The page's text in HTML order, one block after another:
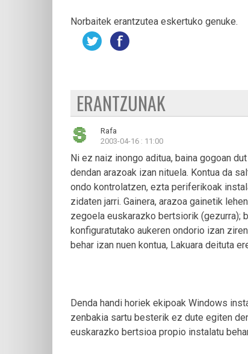
Norbaitek erantzutea eskertuko genuke.
ERANTZUNAK
Rafa
2003-04-16 : 11:00
Ni ez naiz inongo aditua, baina gogoan
dendan arazoak izan nituela. Kontua da
ondo kontrolatzen, ezta periferikoak
zidaten jarri. Gainera, arazoa gainetik
zegoela euskarazko bertsiorik (gezurra);
konfiguratutako aukeren ondorio izan
behar izan nuen kontua, Lakuara deituta
Denda handi horiek ekipoak Windows
zenbakia sartu besterik ez dute egiten
euskarazko bertsioa propio instalatu